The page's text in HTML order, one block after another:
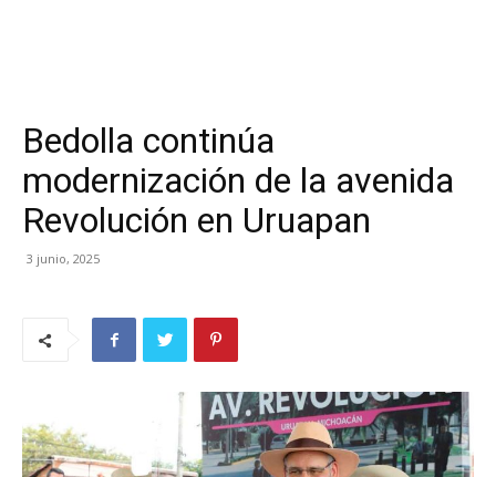
Bedolla continúa
modernización de la avenida
Revolución en Uruapan
3 junio, 2025